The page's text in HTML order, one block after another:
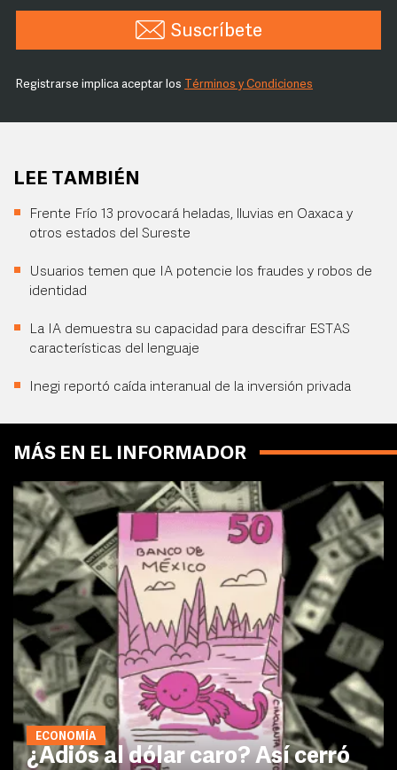
Suscríbete
Registrarse implica aceptar los Términos y Condiciones
LEE TAMBIÉN
Frente Frío 13 provocará heladas, lluvias en Oaxaca y
otros estados del Sureste
Usuarios temen que IA potencie los fraudes y robos de
identidad
La IA demuestra su capacidad para descifrar ESTAS
características del lenguaje
Inegi reportó caída interanual de la inversión privada
MÁS EN EL INFORMADOR
ECONOMÍA
¿Adiós al dólar caro? Así cerró